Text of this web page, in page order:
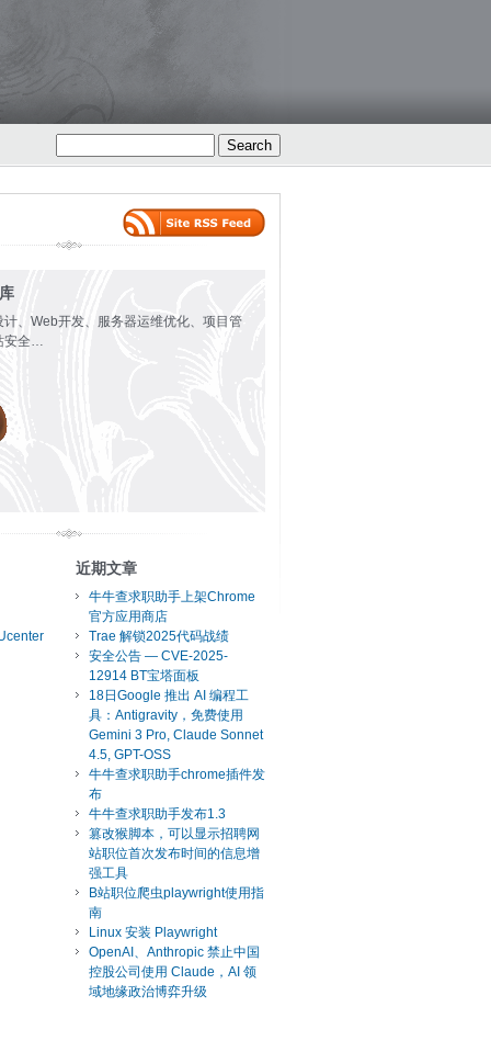
、Web开发、服务器运维优化、项目管
安全…
近期文章
牛牛查求职助手上架Chrome
官方应用商店
Trae 解锁2025代码战绩
安全公告 — CVE-2025-
12914 BT宝塔面板
18日Google 推出 AI 编程工
具：Antigravity，免费使用
Gemini 3 Pro, Claude Sonnet
4.5, GPT-OSS
牛牛查求职助手chrome插件发
布
牛牛查求职助手发布1.3
篡改猴脚本，可以显示招聘网
站职位首次发布时间的信息增
强工具
B站职位爬虫playwright使用指
南
Linux 安装 Playwright
OpenAI、Anthropic 禁止中国
控股公司使用 Claude，AI 领
域地缘政治博弈升级